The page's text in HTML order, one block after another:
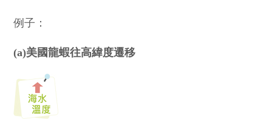
例子：
(a)美國龍蝦往高緯度遷移